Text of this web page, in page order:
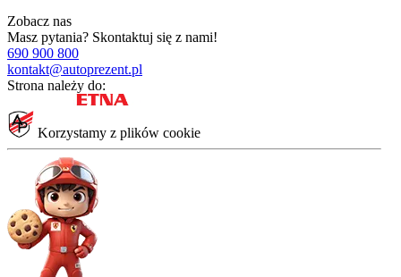
Zobacz nas
Masz pytania? Skontaktuj się z nami!
690 900 800
kontakt@autoprezent.pl
Strona należy do:
Korzystamy z plików cookie